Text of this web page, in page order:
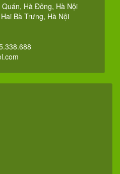
Hà Đông, Hà Nội
Bà Trưng, Hà Nội